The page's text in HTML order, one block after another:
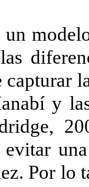
un
capturar
y
Por lo